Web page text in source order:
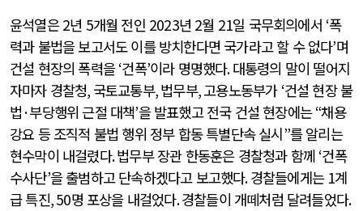
윤석열은2년 5개월 전인 2023년 2월 21일 국무회의에서 ‘폭
력과 불법을 보고서도 이를 방치한다면 국가라고 할 수 없다’며
건설 현장의 폭력을‘건폭’이라 명명했다.대통령의 말이 떨어지
자마자 경찰청, 국토교통부,법무부,고용노동부가 ‘건설 현장 불
법 ·부당행위 근절 대책’을 발표했고 전국 건설 현장에는“채용
강요 등 조직적 불법 행위 정부 합동 특별단속 실시”를 알리는
현수막이 내걸렸다.법무부 장관 한동훈은 경찰청과 함께 ‘건폭
수사단’을 출범하고 단속하겠다고 보고했다.경찰들에게는 1계
급 특진, 50명 포상을 내걸었다.경찰들이 개떼처럼 달려들었다.